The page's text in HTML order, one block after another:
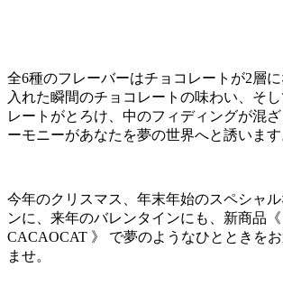
全6種のフレーバーはチョコレートが2層
入れた瞬間のチョコレートの味わい、そ
レートがとろけ、中のフィディングが混
ーモニーがあなたを夢の世界へと誘います
今年のクリスマス、年末年始のスペシャ
ンに、来年のバレンタインにも、新商品
CACAOCAT 》 で夢のようなひとときを
ませ。